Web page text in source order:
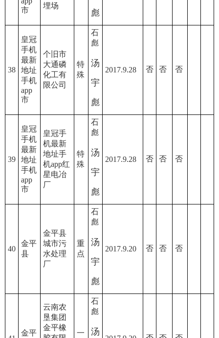
市
埋场
彪
38
皇冠
手机
最新
地址
手机
app
市
个旧市
大通磷
化工有
限公司
特
殊
石
彪
汤
宇
彪
2017.9.28 否 否 否
39
皇冠
手机
最新
地址
手机
app
市
皇冠手
机最新
地址手
机app红
星电冶
厂
特
殊
石
彪
汤
宇
彪
2017.9.28 否 否 否
40
金平
县
金平县
城市污
水处理
厂
重
点
石
彪
汤
宇
彪
2017.9.20 否 否 否
金平
云南农
垦集团
金平橡
一
石
彪
汤